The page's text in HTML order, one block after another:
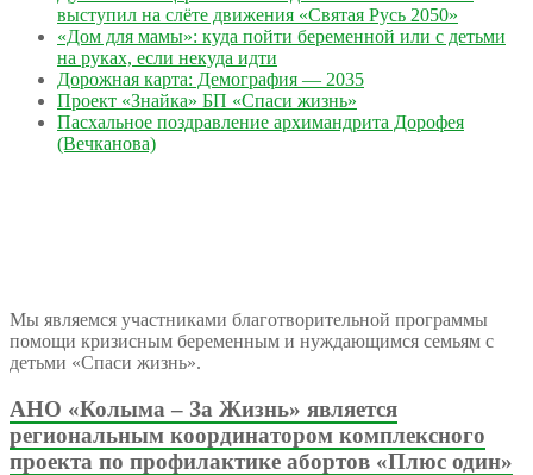
выступил на слёте движения «Святая Русь 2050»
«Дом для мамы»: куда пойти беременной или с детьми
на руках, если некуда идти
Дорожная карта: Демография — 2035
Проект «Знайка» БП «Спаси жизнь»
Пасхальное поздравление архимандрита Дорофея
(Вечканова)
Мы являемся участниками благотворительной программы
помощи кризисным беременным и нуждающимся семьям с
детьми «Спаси жизнь».
АНО «Колыма – За Жизнь» является
региональным координатором комплексного
проекта по профилактике абортов «Плюс один»